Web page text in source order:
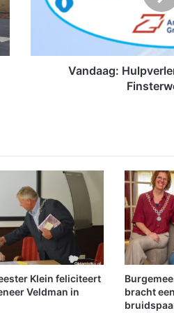
H
l
e
n
i
n
s
v
o
e
Vandaag:
Klein feliciteert
Veldman in
bracht